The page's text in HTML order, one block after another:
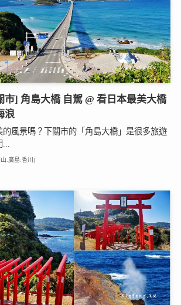
市] 角島大橋 自駕 @ 看日本最美大橋
浪
風景嗎？下關市的「角島大橋」是很多旅遊
.廣島.香川)